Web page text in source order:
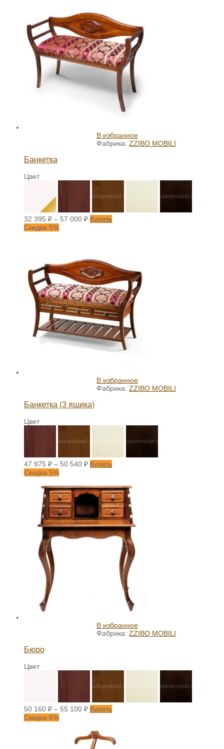
В избранное
Фабрика: ZZIBO MOBILI
Банкетка
Цвет
32 395 ₽ – 57 000 ₽ Купить
Скидка 5%
В избранное
Фабрика: ZZIBO MOBILI
Банкетка (3 ящика)
Цвет
47 975 ₽ – 50 540 ₽ Купить
Скидка 5%
В избранное
Фабрика: ZZIBO MOBILI
Бюро
Цвет
50 160 ₽ – 55 100 ₽ Купить
Скидка 5%